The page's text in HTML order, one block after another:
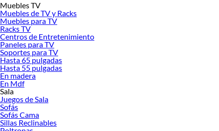
Muebles TV
Muebles de TV y Racks
Muebles para TV
Racks TV
Centros de Entretenimiento
Paneles para TV
Soportes para TV
Hasta 65 pulgadas
Hasta 55 pulgadas
En madera
En Mdf
Sala
Juegos de Sala
Sofás
Sofás Cama
Sillas Reclinables